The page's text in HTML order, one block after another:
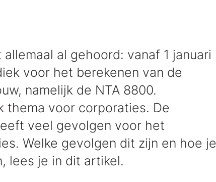
al gehoord: vanaf 1 januari
voor het berekenen van de
namelijk de NTA 8800.
thema voor corporaties. De
veel gevolgen voor het
Welke gevolgen dit zijn en hoe je
lees je in dit artikel.